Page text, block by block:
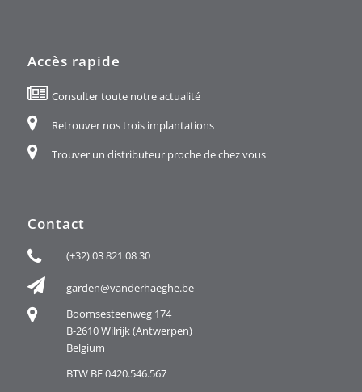
Accès rapide
Consulter toute notre actualité
Retrouver nos trois implantations
Trouver un distributeur proche de chez vous
Contact
(+32) 03 821 08 30
garden@vanderhaeghe.be
Boomsesteenweg 174
B-2610 Wilrijk (Antwerpen)
Belgium
BTW BE 0420.546.567